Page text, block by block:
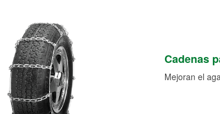
Cadenas
Mejoran el